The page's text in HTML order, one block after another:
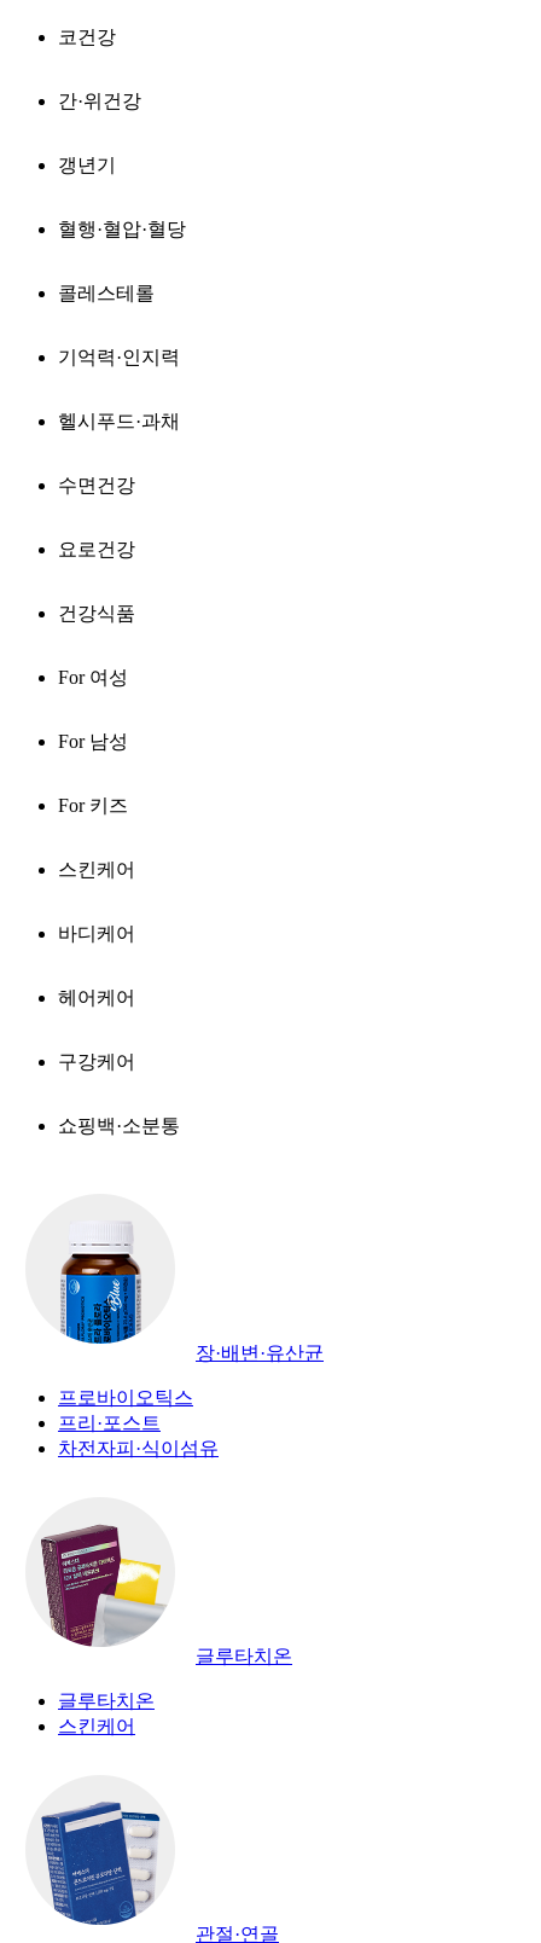
코건강
간·위건강
갱년기
혈행·혈압·혈당
콜레스테롤
기억력·인지력
헬시푸드·과채
수면건강
요로건강
건강식품
For 여성
For 남성
For 키즈
스킨케어
바디케어
헤어케어
구강케어
쇼핑백·소분통
장·배변·유산균
프로바이오틱스
프리·포스트
차전자피·식이섬유
글루타치온
글루타치온
스킨케어
관절·연골